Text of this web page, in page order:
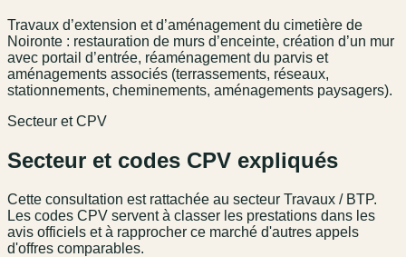
Travaux d’extension et d’aménagement du cimetière de
Noironte : restauration de murs d’enceinte, création d’un mur
avec portail d’entrée, réaménagement du parvis et
aménagements associés (terrassements, réseaux,
stationnements, cheminements, aménagements paysagers).
Secteur et CPV
Secteur et codes CPV expliqués
Cette consultation est rattachée au secteur Travaux / BTP.
Les codes CPV servent à classer les prestations dans les
avis officiels et à rapprocher ce marché d'autres appels
d'offres comparables.